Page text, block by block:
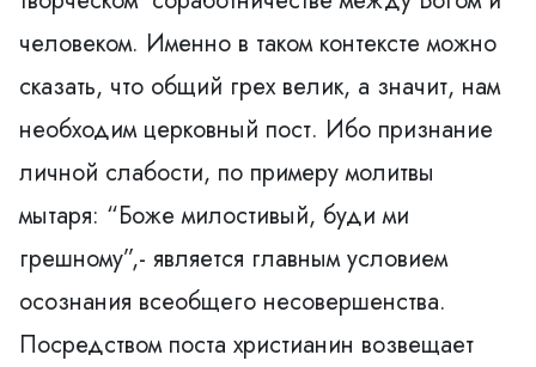
человеком. Именно в таком контексте можно
сказать, что общий грех велик, а значит, нам
необходим церковный пост. Ибо признание
личной слабости, по примеру молитвы
мытаря: “Боже милостивый, буди ми
грешному”,- является главным условием
осознания всеобщего несовершенства.
Посредством поста христианин возвещает